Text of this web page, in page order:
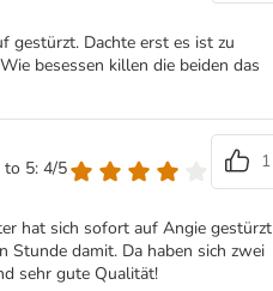
gestürzt. Dachte erst es ist zu
besessen killen die beiden das
to 5: 4/5
1
hat sich sofort auf Angie gestürzt
Stunde damit. Da haben sich zwei
sehr gute Qualität!